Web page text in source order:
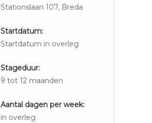
Stationslaan 107, Breda
Startdatum:
Startdatum in overleg
Stageduur:
9 tot 12 maanden
Aantal dagen per week:
in overleg